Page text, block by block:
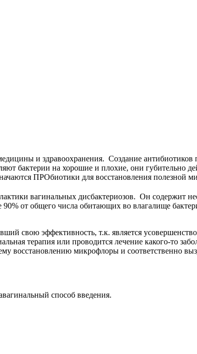
и здравоохранения. Создание
бактерии на хорошие и плохие, они губительно
ПРОбиотики для восстановления
вагинальных дисбактериозов. Он содержит
от общего числа обитающих во влагалище
свою эффективность, т.к. является
терапия или проводится лечение какого-то
восстановлению микрофлоры и соответственно
способ введения.